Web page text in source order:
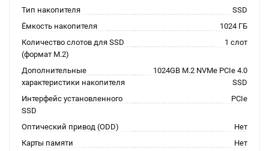
Тип накопителя
SSD
Ёмкость накопителя
1024 ГБ
Количество слотов для SSD
(формат M.2)
1 слот
Дополнительные
характеристики накопителя
1024GB M.2 NVMe PCIe 4.0
SSD
Интерфейс установленного
SSD
PCIe
Оптический привод (ODD)
Нет
Карты памяти
Нет